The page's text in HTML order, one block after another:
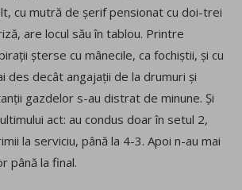
cu mutră de șerif pensionat cu doi-trei
are locul său în tablou. Printre
șterse cu mânecile, ca fochiștii, și cu
des decât angajații de la drumuri și
gazdelor s-au distrat de minune. Și
act: au condus doar în setul 2,
la serviciu, până la 4-3. Apoi n-au mai
până la final.